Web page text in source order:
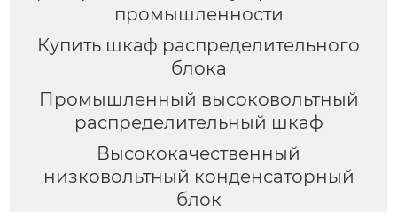
промышленности
Купить шкаф распределительного
блока
Промышленный высоковольтный
распределительный шкаф
Высококачественный
низковольтный конденсаторный
блок